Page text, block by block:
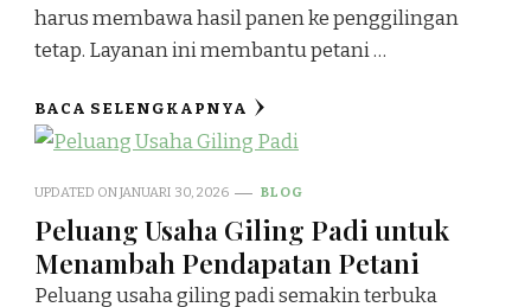
harus membawa hasil panen ke penggilingan
tetap. Layanan ini membantu petani …
BACA SELENGKAPNYA
UPDATED ONJANUARI 30, 2026 BLOG
Peluang Usaha Giling Padi untuk
Menambah Pendapatan Petani
Peluang usaha giling padi semakin terbuka